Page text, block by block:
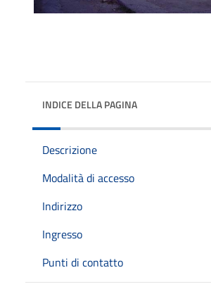
INDICE DELLA PAGINA
Descrizione
Modalità di accesso
Indirizzo
Ingresso
Punti di contatto